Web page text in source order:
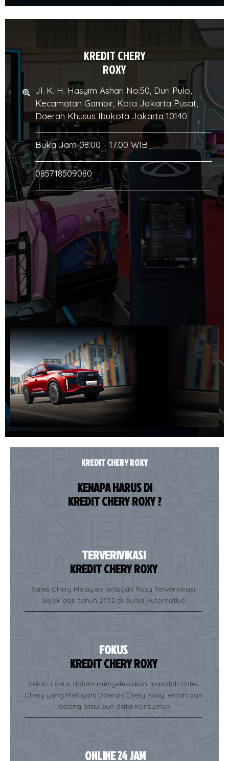
KREDIT CHERY
ROXY
Jl. K. H. Hasyim Ashari No.50, Duri Pulo,
Kecamatan Gambir, Kota Jakarta Pusat,
Daerah Khusus Ibukota Jakarta 10140
Buka Jam 08.00 - 17.00 WIB
085718509080
KREDIT CHERY ROXY
KENAPA HARUS DI
KREDIT CHERY ROXY ?
TERVERIVIKASI
KREDIT CHERY ROXY
Sales Chery Melayani Wilayah Roxy Terverivikasi
Sejak dari tahun 2012 di dunia Automotive
FOKUS
KREDIT CHERY ROXY
Selalu Fokus dalam menyelesaikan masalah Sales
Chery yang Melayani Daerah Chery Roxy, entah dari
leasing atau pun data Konsumen
ONLINE 24 JAM